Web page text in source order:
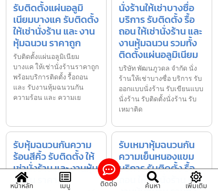
รับติดตั้งแผ่นอลูมิ
เนียมบางแค รับติดตั้ง
ให้เช่านั่งร้าน และ งาน
หุ้มฉนวน ราคาถูก
รับติดตั้งแผ่นอลูมิเนียม
บางแค ให้เช่านั่งร้านราคาถูก
พร้อมบริการติดตั้ง รื้อถอน
และ รับงานหุ้มฉนวนกัน
ความร้อน และ ความเย
นั่งร้านให้เช่าบางซื่อ
บริการ รับติดตั้ง รื้อ
ถอน ให้เช่านั่งร้าน และ
งานหุ้มฉนวน รวมทั้ง
ติดตั้งแผ่นอลูมิเนียม
บริษัท พัฒนภูวดล จำกัด นั่ง
ร้านให้เช่าบางซื่อ บริการ รับ
ออกแบบนั่งร้าน รับเขียนแบบ
นั่งร้าน รับติดตั้งนั่งร้าน รับ
เหมาติด
รับหุ้มฉนวนกันความ
ร้อนสีคิ้ว รับติดตั้ง ให้
เช่านั่งร้าน และ งานหุ้ม
ฉนวน ราคาถูก
รับเหมาหุ้มฉนวนกัน
ความเย็นหนองแขม
บริการ รับติดตั้ง รื้อ
ถอน ให้เช่านั่งร้าน และ
หน้าหลัก เมนู ติดต่อ ค้นหา เพิ่มเติม